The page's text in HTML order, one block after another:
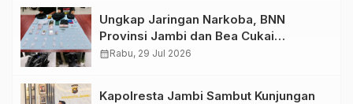
Ungkap Jaringan Narkoba, BNN
Provinsi Jambi dan Bea Cukai
Amankan Sembilan Pelaku beserta
calendar_monthRabu, 29 Jul 2026
Kapolresta Jambi Sambut Kunjungan